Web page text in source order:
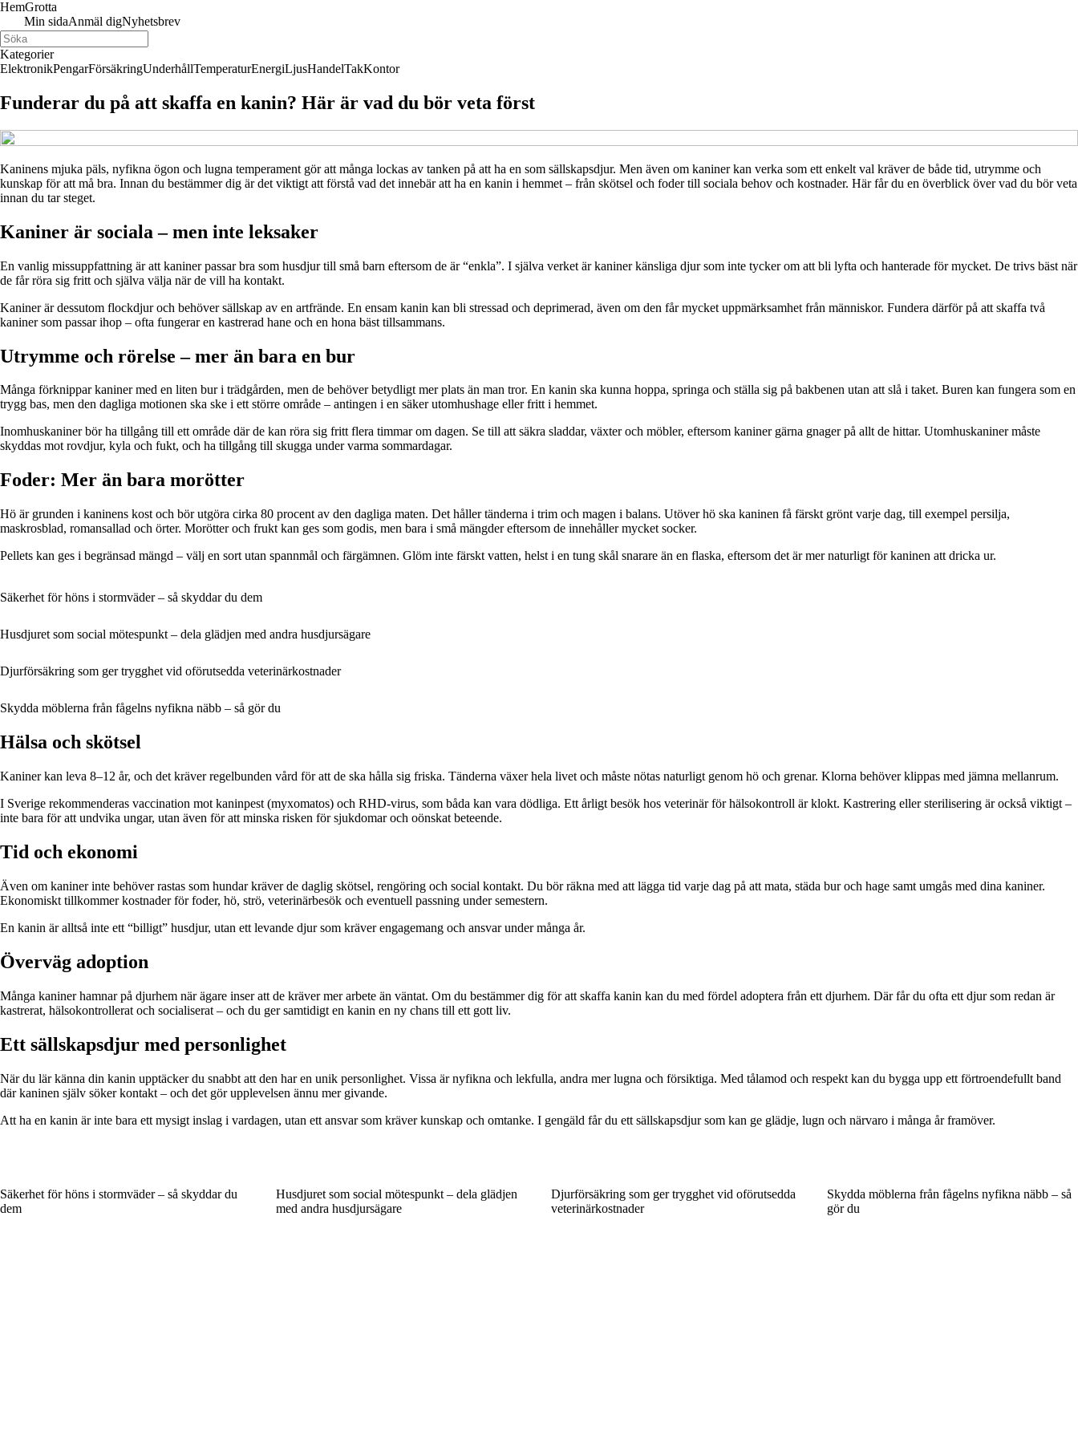
HemGrotta
Min sidaAnmäl digNyhetsbrev
Kategorier
ElektronikPengarFörsäkringUnderhållTemperaturEnergiLjusHandelTakKontor
Funderar du på att skaffa en kanin? Här är vad du bör veta först
Kaninens mjuka päls, nyfikna ögon och lugna temperament gör att många lockas av tanken på att ha en som sällskapsdjur. Men även om kaniner kan verka som ett enkelt val kräver de både tid, utrymme och
kunskap för att må bra. Innan du bestämmer dig är det viktigt att förstå vad det innebär att ha en kanin i hemmet – från skötsel och foder till sociala behov och kostnader. Här får du en överblick över vad du bör veta
innan du tar steget.
Kaniner är sociala – men inte leksaker
En vanlig missuppfattning är att kaniner passar bra som husdjur till små barn eftersom de är “enkla”. I själva verket är kaniner känsliga djur som inte tycker om att bli lyfta och hanterade för mycket. De trivs bäst när
de får röra sig fritt och själva välja när de vill ha kontakt.
Kaniner är dessutom flockdjur och behöver sällskap av en artfrände. En ensam kanin kan bli stressad och deprimerad, även om den får mycket uppmärksamhet från människor. Fundera därför på att skaffa två
kaniner som passar ihop – ofta fungerar en kastrerad hane och en hona bäst tillsammans.
Utrymme och rörelse – mer än bara en bur
Många förknippar kaniner med en liten bur i trädgården, men de behöver betydligt mer plats än man tror. En kanin ska kunna hoppa, springa och ställa sig på bakbenen utan att slå i taket. Buren kan fungera som en
trygg bas, men den dagliga motionen ska ske i ett större område – antingen i en säker utomhushage eller fritt i hemmet.
Inomhuskaniner bör ha tillgång till ett område där de kan röra sig fritt flera timmar om dagen. Se till att säkra sladdar, växter och möbler, eftersom kaniner gärna gnager på allt de hittar. Utomhuskaniner måste
skyddas mot rovdjur, kyla och fukt, och ha tillgång till skugga under varma sommardagar.
Foder: Mer än bara morötter
Hö är grunden i kaninens kost och bör utgöra cirka 80 procent av den dagliga maten. Det håller tänderna i trim och magen i balans. Utöver hö ska kaninen få färskt grönt varje dag, till exempel persilja,
maskrosblad, romansallad och örter. Morötter och frukt kan ges som godis, men bara i små mängder eftersom de innehåller mycket socker.
Pellets kan ges i begränsad mängd – välj en sort utan spannmål och färgämnen. Glöm inte färskt vatten, helst i en tung skål snarare än en flaska, eftersom det är mer naturligt för kaninen att dricka ur.
Säkerhet för höns i stormväder – så skyddar du dem
Husdjuret som social mötespunkt – dela glädjen med andra husdjursägare
Djurförsäkring som ger trygghet vid oförutsedda veterinärkostnader
Skydda möblerna från fågelns nyfikna näbb – så gör du
Hälsa och skötsel
Kaniner kan leva 8–12 år, och det kräver regelbunden vård för att de ska hålla sig friska. Tänderna växer hela livet och måste nötas naturligt genom hö och grenar. Klorna behöver klippas med jämna mellanrum.
I Sverige rekommenderas vaccination mot kaninpest (myxomatos) och RHD-virus, som båda kan vara dödliga. Ett årligt besök hos veterinär för hälsokontroll är klokt. Kastrering eller sterilisering är också viktigt –
inte bara för att undvika ungar, utan även för att minska risken för sjukdomar och oönskat beteende.
Tid och ekonomi
Även om kaniner inte behöver rastas som hundar kräver de daglig skötsel, rengöring och social kontakt. Du bör räkna med att lägga tid varje dag på att mata, städa bur och hage samt umgås med dina kaniner.
Ekonomiskt tillkommer kostnader för foder, hö, strö, veterinärbesök och eventuell passning under semestern.
En kanin är alltså inte ett “billigt” husdjur, utan ett levande djur som kräver engagemang och ansvar under många år.
Överväg adoption
Många kaniner hamnar på djurhem när ägare inser att de kräver mer arbete än väntat. Om du bestämmer dig för att skaffa kanin kan du med fördel adoptera från ett djurhem. Där får du ofta ett djur som redan är
kastrerat, hälsokontrollerat och socialiserat – och du ger samtidigt en kanin en ny chans till ett gott liv.
Ett sällskapsdjur med personlighet
När du lär känna din kanin upptäcker du snabbt att den har en unik personlighet. Vissa är nyfikna och lekfulla, andra mer lugna och försiktiga. Med tålamod och respekt kan du bygga upp ett förtroendefullt band
där kaninen själv söker kontakt – och det gör upplevelsen ännu mer givande.
Att ha en kanin är inte bara ett mysigt inslag i vardagen, utan ett ansvar som kräver kunskap och omtanke. I gengäld får du ett sällskapsdjur som kan ge glädje, lugn och närvaro i många år framöver.
Säkerhet för höns i stormväder – så skyddar du
dem
Husdjuret som social mötespunkt – dela glädjen
med andra husdjursägare
Djurförsäkring som ger trygghet vid oförutsedda
veterinärkostnader
Skydda möblerna från fågelns nyfikna näbb – så
gör du